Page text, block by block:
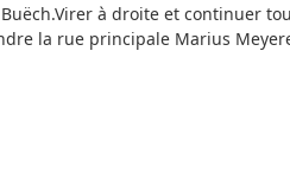
à droite et continuer
la rue principale Marius